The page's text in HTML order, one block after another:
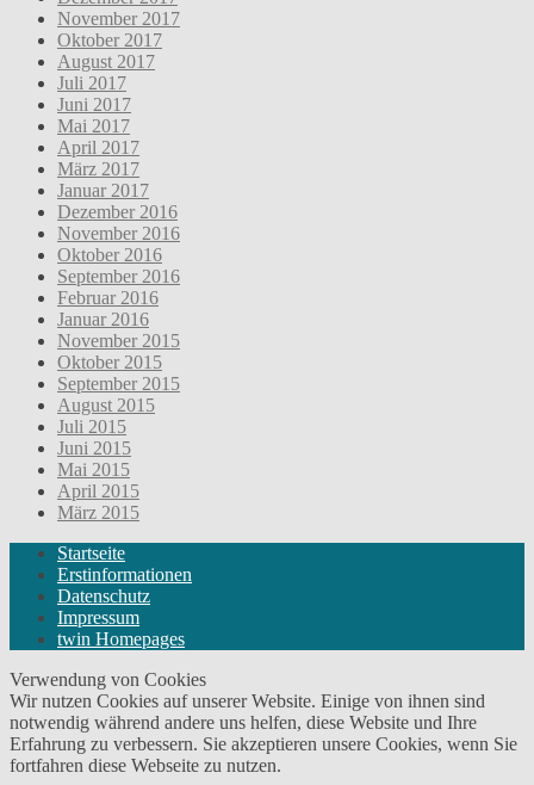
November 2017
Oktober 2017
August 2017
Juli 2017
Juni 2017
Mai 2017
April 2017
März 2017
Januar 2017
Dezember 2016
November 2016
Oktober 2016
September 2016
Februar 2016
Januar 2016
November 2015
Oktober 2015
September 2015
August 2015
Juli 2015
Juni 2015
Mai 2015
April 2015
März 2015
Startseite
Erstinformationen
Datenschutz
Impressum
twin Homepages
Verwendung von Cookies
Wir nutzen Cookies auf unserer Website. Einige von ihnen sind
notwendig während andere uns helfen, diese Website und Ihre
Erfahrung zu verbessern. Sie akzeptieren unsere Cookies, wenn Sie
fortfahren diese Webseite zu nutzen.